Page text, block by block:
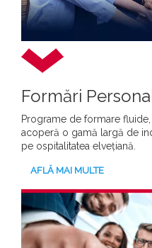
Formări
Programe de formare
acoperă o gamă largă de
pe ospitalitatea elvețiană.
AFLĂ MAI MULTE